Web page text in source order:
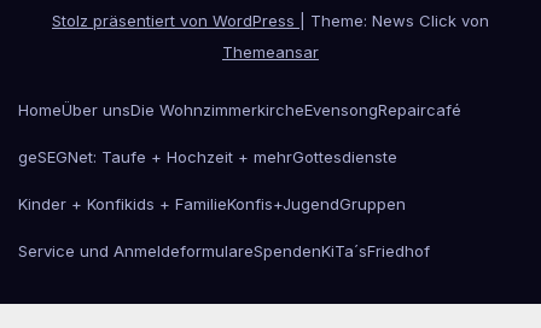
Stolz präsentiert von WordPress
Theme: News Click von
Themeansar
HomeÜber unsDie WohnzimmerkircheEvensongRepaircafé
geSEGNet: Taufe + Hochzeit + mehrGottesdienste
Kinder + Konfikids + FamilieKonfis+JugendGruppen
Service und AnmeldeformulareSpendenKiTa´sFriedhof